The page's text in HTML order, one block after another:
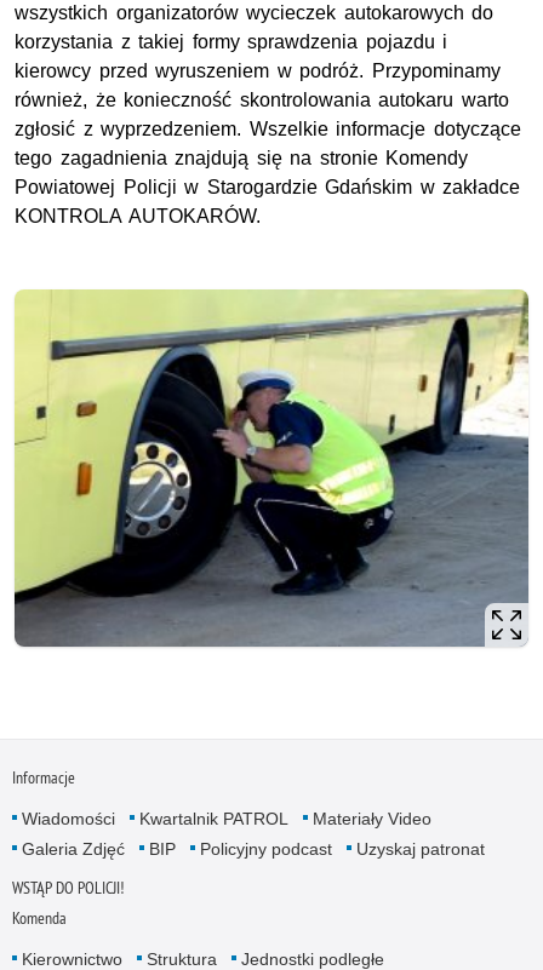
wszystkich organizatorów wycieczek autokarowych do
korzystania z takiej formy sprawdzenia pojazdu i
kierowcy przed wyruszeniem w podróż. Przypominamy
również, że konieczność skontrolowania autokaru warto
zgłosić z wyprzedzeniem. Wszelkie informacje dotyczące
tego zagadnienia znajdują się na stronie Komendy
Powiatowej Policji w Starogardzie Gdańskim w zakładce
KONTROLA AUTOKARÓW.
Informacje
Wiadomości Kwartalnik PATROL
Materiały Video
Galeria Zdjęć
BIP Policyjny podcast Uzyskaj patronat
WSTĄP DO POLICJI!
Komenda
Kierownictwo Struktura
Jednostki podległe